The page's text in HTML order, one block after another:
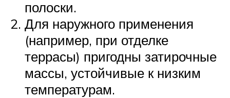
полоски.
Для наружного применения
(например, при отделке
террасы) пригодны затирочные
массы, устойчивые к низким
температурам.